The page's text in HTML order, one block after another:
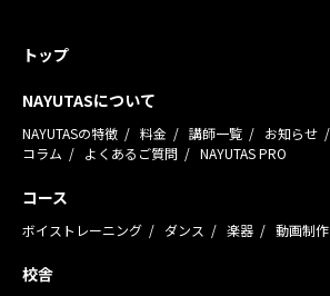
トップ
NAYUTASについて
NAYUTASの特徴 料金 講師一覧 お知らせ
コラム
よくあるご質問 NAYUTAS PRO
コース
ボイストレーニング ダンス 楽器 動画制作
校舎